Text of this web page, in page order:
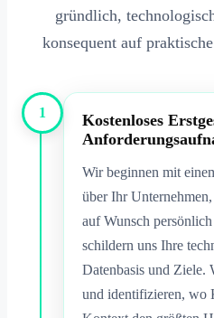
gründlich,
konsequent auf
1
Kostenloses
Wir beginnen mit
über Ihr
auf Wunsch
schildern uns Ihre
Datenbasis und Ziele.
und identifizieren, wo